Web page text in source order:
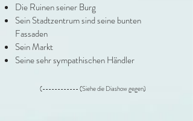
Die Ruinen seiner Burg
Sein Stadtzentrum sind seine bunten
Fassaden
Sein Markt
Seine sehr sympathischen Händler
(------------ (Siehe die Diashow gegen)